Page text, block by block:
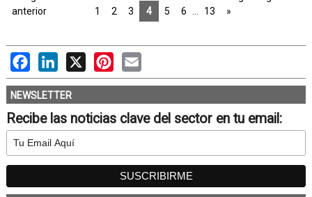
anterior
1 2 3 4 5 6 13
»
FacebookLinkedIn
X PinterestEmail
NEWSLETTER
Recibe las noticias clave del sector en tu email: